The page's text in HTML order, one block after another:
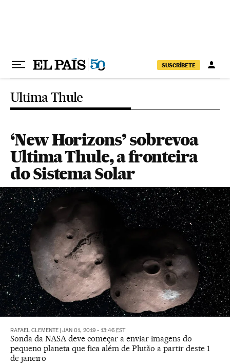
SUSCRÍBETE
Ultima Thule
‘New Horizons’ sobrevoa
Ultima Thule, a fronteira
do Sistema Solar
RAFAEL CLEMENTE JAN 01, 2019 - 13:46 EST
Sonda da NASA deve começar a enviar imagens do
pequeno planeta que fica além de Plutão a partir deste 1
de janeiro